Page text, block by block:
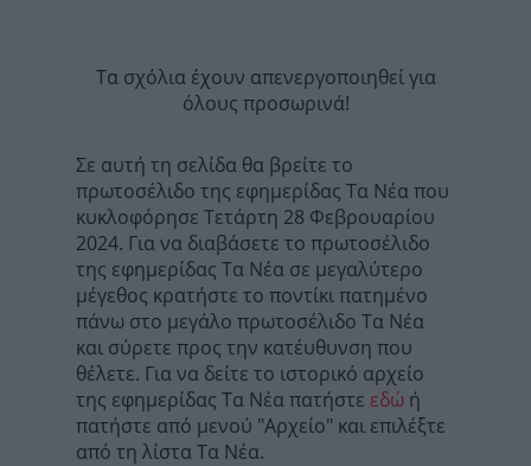
Τα σχόλια έχουν απενεργοποιηθεί για
όλους προσωρινά!
Σε αυτή τη σελίδα θα βρείτε το
πρωτοσέλιδο της εφημερίδας Τα Νέα που
κυκλοφόρησε Τετάρτη 28 Φεβρουαρίου
2024. Για να διαβάσετε το πρωτοσέλιδο
της εφημερίδας Τα Νέα σε μεγαλύτερο
μέγεθος κρατήστε το ποντίκι πατημένο
πάνω στο μεγάλο πρωτοσέλιδο Τα Νέα
και σύρετε προς την κατέυθυνση που
θέλετε. Για να δείτε το ιστορικό αρχείο
της εφημερίδας Τα Νέα πατήστε εδώ ή
πατήστε από μενού "Αρχείο" και επιλέξτε
από τη λίστα Τα Νέα.